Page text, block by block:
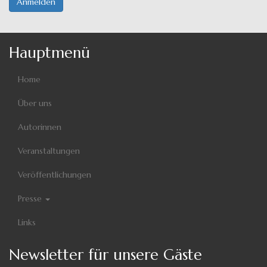
Hauptmenü
Home
Über uns
Autorinnen
Veranstaltungen
Veröffentlichungen
Presse
Links
Newsletter für unsere Gäste